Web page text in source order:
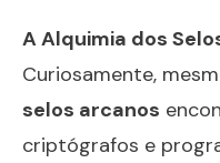
A Alquimia dos
Curiosamente,
selos arcanos
criptógrafos e